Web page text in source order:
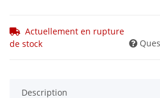
Actuellement en rupture
de stock
Description